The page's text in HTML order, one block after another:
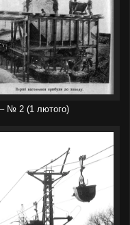
№ 2 (1 лютого)